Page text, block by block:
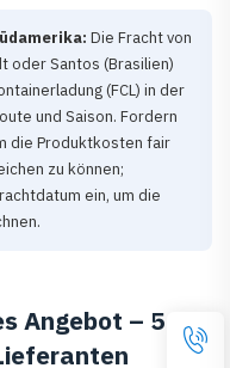
Die Fracht von
oder Santos (Brasilien)
(FCL) in der
und Saison. Fordern
die Produktkosten fair
zu können;
ein, um die
Angebot – 5